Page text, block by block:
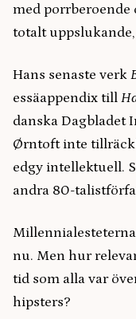
med porrberoende
totalt
Hans senaste verk
essäappendix till
danska
Ørntoft inte
edgy intellektuell.
andra 80-
nu. Men hur
tid som alla var
hipsters?